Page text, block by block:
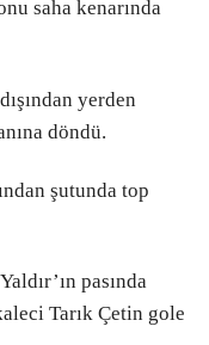
saha kenarında
yerden
döndü.
şutunda top
pasında
Tarık Çetin gole